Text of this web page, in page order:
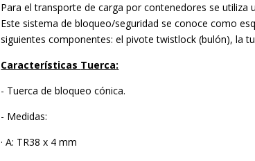
Para el transporte de carga por contenedores se
Este sistema de bloqueo/seguridad se conoce como
siguientes componentes: el pivote twistlock (bulón), la
Características Tuerca:
- Tuerca de bloqueo cónica.
- Medidas:
· A: TR38 x 4 mm